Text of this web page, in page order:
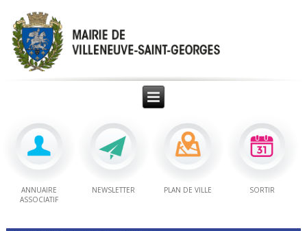
ANNUAIRE
ASSOCIATIF
NEWSLETTER PLAN DE VILLE SORTIR